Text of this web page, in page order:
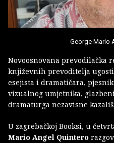
George Mario
Novoosnovana prevodilačka
književnih prevoditelja
esejista i dramatičara,
vizualnog umjetnika,
dramaturga nezavisne
U zagrebačkoj Booksi, u
Mario Angel Quintero